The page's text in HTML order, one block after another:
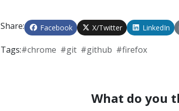
Share: Facebook X/Twitter LinkedIn
Tags:#chrome #git #github #firefox
What do you